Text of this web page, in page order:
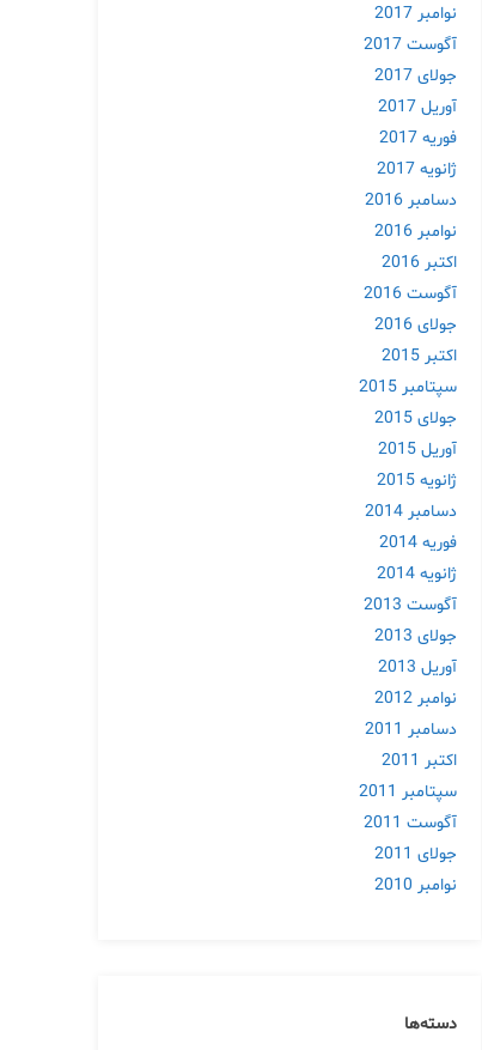
نوامبر 2017
آگوست 2017
جولای 2017
آوریل 2017
فوریه 2017
ژانویه 2017
دسامبر 2016
نوامبر 2016
اکتبر 2016
آگوست 2016
جولای 2016
اکتبر 2015
سپتامبر 2015
جولای 2015
آوریل 2015
ژانویه 2015
دسامبر 2014
فوریه 2014
ژانویه 2014
آگوست 2013
جولای 2013
آوریل 2013
نوامبر 2012
دسامبر 2011
اکتبر 2011
سپتامبر 2011
آگوست 2011
جولای 2011
نوامبر 2010
دسته‌ها